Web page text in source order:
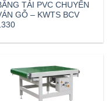
TẢI PVC CHUYỂN
GỖ – KWTS BCV